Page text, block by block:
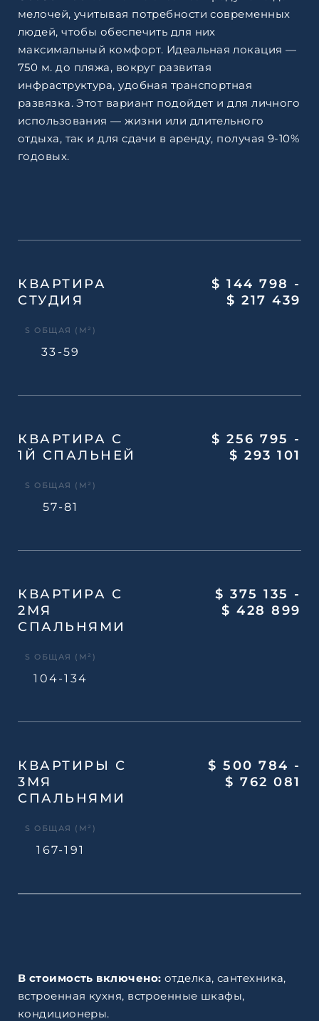
мелочей, учитывая потребности современных
людей, чтобы обеспечить для них
максимальный комфорт. Идеальная локация —
750 м. до пляжа, вокруг развитая
инфраструктура, удобная транспортная
развязка. Этот вариант подойдет и для личного
использования — жизни или длительного
отдыха, так и для сдачи в аренду, получая 9-10%
годовых.
КВАРТИРА
СТУДИЯ
S ОБЩАЯ (М²)
33-59
$ 144 798 -
$ 217 439
КВАРТИРА С
1Й СПАЛЬНЕЙ
S ОБЩАЯ (М²)
57-81
$ 256 795 -
$ 293 101
КВАРТИРА С
2МЯ
СПАЛЬНЯМИ
S ОБЩАЯ (М²)
104-134
$ 375 135 -
$ 428 899
КВАРТИРЫ С
3МЯ
СПАЛЬНЯМИ
S ОБЩАЯ (М²)
167-191
$ 500 784 -
$ 762 081
В стоимость включено: отделка, сантехника,
встроенная кухня, встроенные шкафы,
кондиционеры.